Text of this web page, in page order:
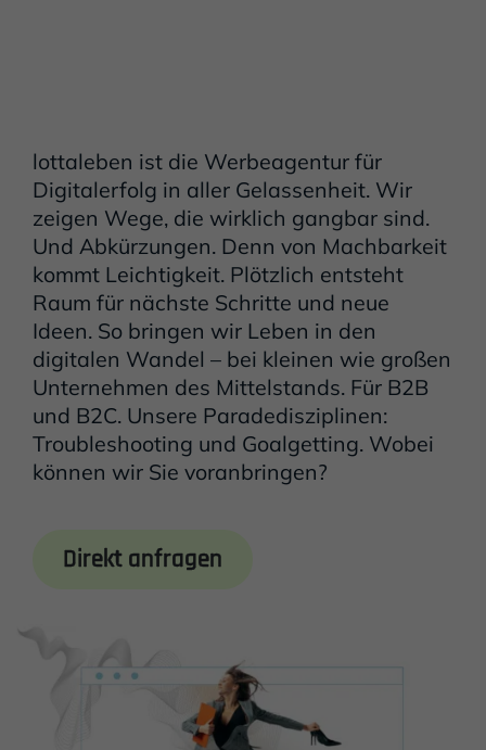
lottaleben ist die Werbeagentur für
Digitalerfolg in aller Gelassenheit. Wir
zeigen Wege, die wirklich gangbar sind.
Und Abkürzungen. Denn von Machbarkeit
kommt Leichtigkeit. Plötzlich entsteht
Raum für nächste Schritte und neue
Ideen. So bringen wir Leben in den
digitalen Wandel – bei kleinen wie großen
Unternehmen des Mittelstands. Für B2B
und B2C. Unsere Paradedisziplinen:
Troubleshooting und Goalgetting. Wobei
können wir Sie voranbringen?
Direkt anfragen
Einleitung